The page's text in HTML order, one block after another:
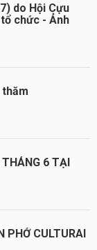
do Hội Cựu
chức - Ảnh
thăm
6 TẠI
PHỞ CULTURAI